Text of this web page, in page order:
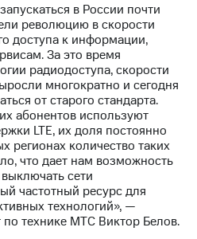
в России почти
революцию в скорости
доступа к информации,
За это время
радиодоступа, скорости
многократно и сегодня
от старого стандарта.
абонентов используют
LTE, их доля постоянно
регионах количество таких
что дает нам возможность
сети
частотный ресурс для
технологий», —
технике МТС Виктор Белов.